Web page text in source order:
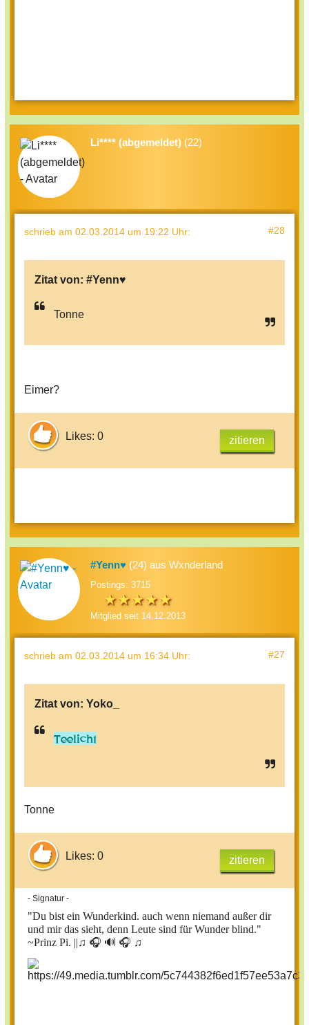
Li**** (abgemeldet) (22)
schrieb am 02.03.2014 um 19:22 Uhr: #28
Zitat von: #Yenn♥
Tonne
Eimer?
Likes: 0 zitieren
#Yenn♥ (24) aus Wxnderland
Postings: 3715
Mitglied seit 14.12.2013
schrieb am 02.03.2014 um 16:34 Uhr: #27
Zitat von: Yoko_
Teelicht
Tonne
Likes: 0 zitieren
- Signatur -
"Du bist ein Wunderkind. auch wenn niemand außer dir
und mir das sieht, denn Leute sind für Wunder blind."
~Prinz Pi. ||♫ 🎧 🔊 🎧 ♫